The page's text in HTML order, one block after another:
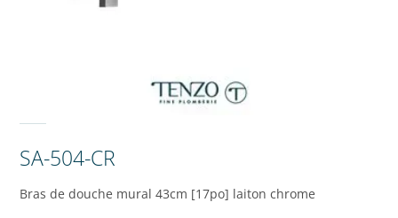
SA-504-CR
Bras de douche mural 43cm [17po] laiton chrome